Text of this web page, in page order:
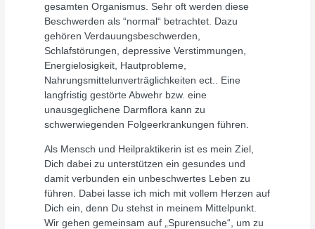
gesamten Organismus. Sehr oft werden diese
Beschwerden als “normal“ betrachtet. Dazu
gehören Verdauungsbeschwerden,
Schlafstörungen, depressive Verstimmungen,
Energielosigkeit, Hautprobleme,
Nahrungsmittelunverträglichkeiten ect.. Eine
langfristig gestörte Abwehr bzw. eine
unausgeglichene Darmflora kann zu
schwerwiegenden Folgeerkrankungen führen.
Als Mensch und Heilpraktikerin ist es mein Ziel,
Dich dabei zu unterstützen ein gesundes und
damit verbunden ein unbeschwertes Leben zu
führen. Dabei lasse ich mich mit vollem Herzen auf
Dich ein, denn Du stehst in meinem Mittelpunkt.
Wir gehen gemeinsam auf „Spurensuche“, um zu